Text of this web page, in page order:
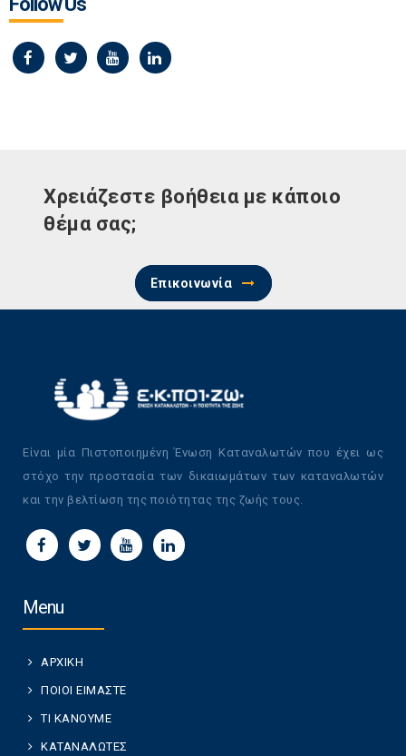
Χρειάζεστε βοήθεια με κάποιο
θέμα σας;
Επικοινωνία
Είναι μία Πιστοποιημένη Ένωση Καταναλωτών που έχει ως
στόχο την προστασία των δικαιωμάτων των καταναλωτών
και την βελτίωση της ποιότητας της ζωής τους.
Menu
ΑΡΧΙΚΗ
ΠΟΙΟΙ ΕΙΜΑΣΤΕ
ΤΙ ΚΑΝΟΥΜΕ
ΚΑΤΑΝΑΛΩΤΕΣ